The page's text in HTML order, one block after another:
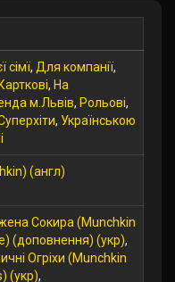
сімї, Для компанії,
Карткові, На
м.Львів, Рольові,
, Українською
(англ)
Сокира (Munchkin
(доповнення) (укр),
Огріхи (Munchkin
(укр),